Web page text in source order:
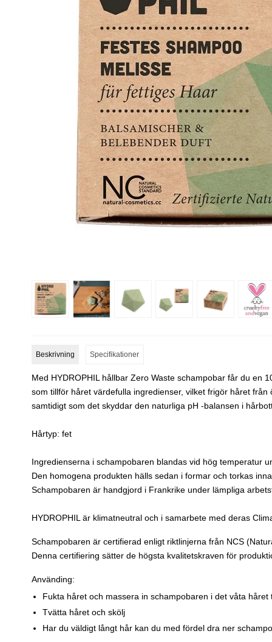
Beskrivning Specifikationer
Med HYDROPHIL hållbar Zero Waste schampobar får du en
som tillför håret värdefulla ingredienser, vilket frigör håret från
samtidigt som det skyddar den naturliga pH -balansen i
Hårtyp: fet
Ingredienserna i schampobaren blandas vid hög temperatur
Den homogena produkten hälls sedan i formar och torkas
Schampobaren är handgjord i Frankrike under lämpliga
HYDROPHIL är klimatneutral och i samarbete med deras
Schampobaren är certifierad enligt riktlinjerna från NCS
Denna certifiering sätter de högsta kvalitetskraven för
Använding:
Fukta håret och massera in schampobaren i det våta håret
Tvätta håret och skölj
Har du väldigt långt hår kan du med fördel dra ner